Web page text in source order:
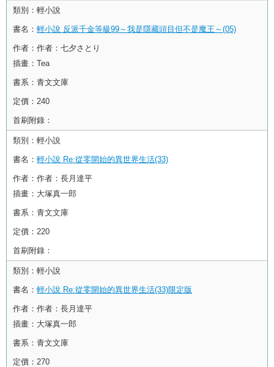
類別： 輕小說
書名： 輕小說 反派千金等級99～我是隱藏頭目但不是魔王～(05)
作者： 作者：七夕さとり
插畫：Tea
書系： 青文文庫
定價： 240
首刷附錄：
類別： 輕小說
書名： 輕小說 Re:從零開始的異世界生活(33)
作者： 作者：長月達平
插畫：大塚真一郎
書系： 青文文庫
定價： 220
首刷附錄：
類別： 輕小說
書名： 輕小說 Re:從零開始的異世界生活(33)限定版
作者： 作者：長月達平
插畫：大塚真一郎
書系： 青文文庫
定價： 270